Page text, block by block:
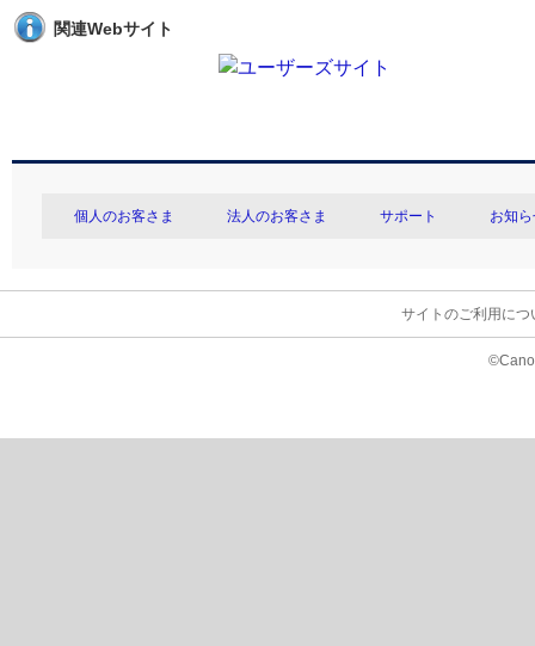
関連Webサイト
個人のお客さま 法人のお客さま サポート お知
サイトのご利用につ